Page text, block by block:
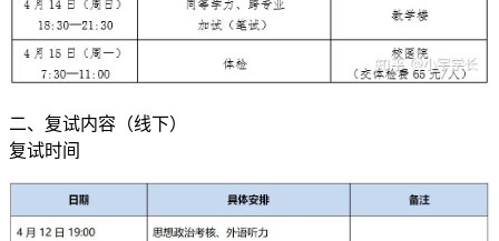
二、复试内容（线下）
复试时间